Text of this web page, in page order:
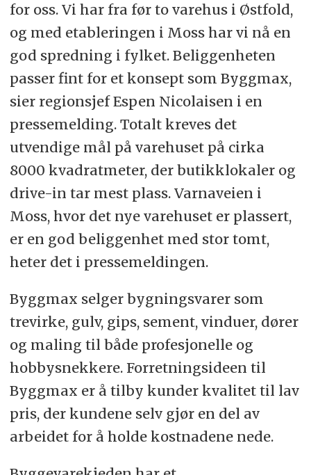
for oss. Vi har fra før to varehus i Østfold,
og med etableringen i Moss har vi nå en
god spredning i fylket. Beliggenheten
passer fint for et konsept som Byggmax,
sier regionsjef Espen Nicolaisen i en
pressemelding. Totalt kreves det
utvendige mål på varehuset på cirka
8000 kvadratmeter, der butikklokaler og
drive-in tar mest plass. Varnaveien i
Moss, hvor det nye varehuset er plassert,
er en god beliggenhet med stor tomt,
heter det i pressemeldingen.
Byggmax selger bygningsvarer som
trevirke, gulv, gips, sement, vinduer, dører
og maling til både profesjonelle og
hobbysnekkere. Forretningsideen til
Byggmax er å tilby kunder kvalitet til lav
pris, der kundene selv gjør en del av
arbeidet for å holde kostnadene nede.